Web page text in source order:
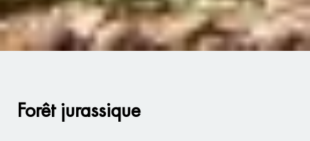
Forêt jurassique